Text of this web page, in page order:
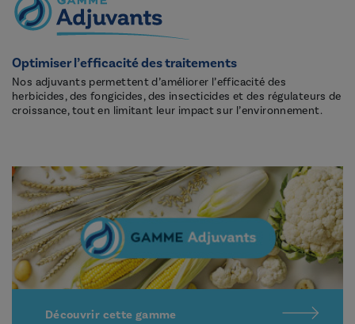
Optimiser l’efficacité des traitements
Nos adjuvants permettent d’améliorer l’efficacité des
herbicides, des fongicides, des insecticides et des régulateurs de
croissance, tout en limitant leur impact sur l’environnement.
Découvrir cette gamme